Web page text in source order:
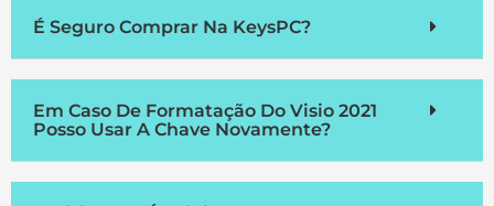
É Seguro Comprar Na KeysPC?
Em Caso De Formatação Do Visio 2021
Posso Usar A Chave Novamente?